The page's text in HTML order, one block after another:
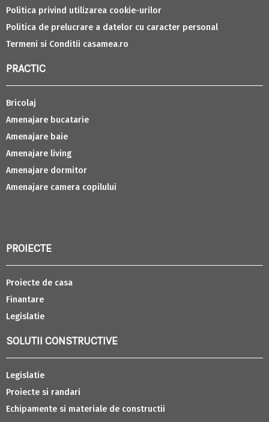
Politica privind utilizarea cookie-urilor
Politica de prelucrare a datelor cu caracter personal
Termeni si Conditii casamea.ro
PRACTIC
Bricolaj
Amenajare bucatarie
Amenajare baie
Amenajare living
Amenajare dormitor
Amenajare camera copilului
PROIECTE
Proiecte de casa
Finantare
Legislatie
SOLUTII CONSTRUCTIVE
Legislatie
Proiecte si randari
Echipamente si materiale de constructii